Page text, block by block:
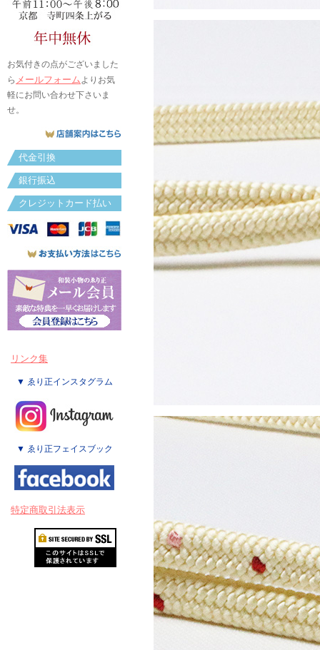
お気付きの点がございました
ら メールフォームよりお気
軽にお問い合わせ下さいま
せ。
代金引換
銀行振込
クレジットカード払い
リンク集
▼ ゑり正インスタグラム
▼ ゑり正フェイスブック
特定商取引法表示